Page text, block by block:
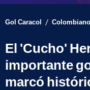
Gol Caracol /
El 'Cucho'
importante
marcó